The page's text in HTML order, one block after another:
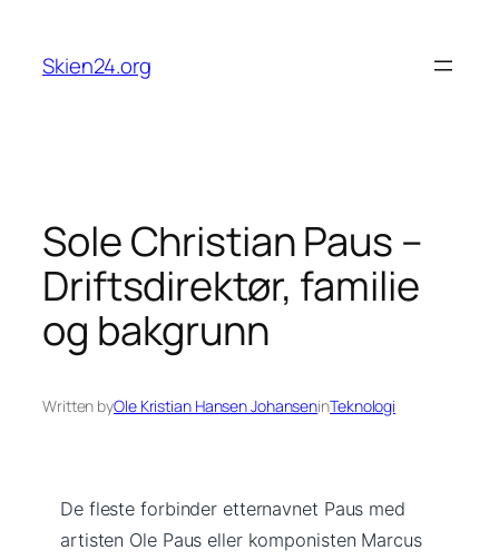
content
Skien24.org
Sole Christian Paus –
Driftsdirektør, familie
og bakgrunn
Written byOle Kristian Hansen JohanseninTeknologi
De fleste forbinder etternavnet Paus med
artisten Ole Paus eller komponisten Marcus